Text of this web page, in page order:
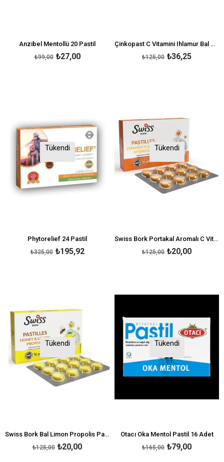
Anzibel Mentollü 20 Pastil
₺27,00
₺99,00
Çinkopast C Vitamini Ihlamur Bal Pastil 12'li
₺36,25
₺125,00
Tükendi
Phytorelief 24 Pastil
₺195,92
₺325,00
Tükendi
Swiss Bork Portakal Aromalı C Vitamini Pastil 16'lı
₺20,00
₺125,00
Tükendi
Swiss Bork Bal Limon Propolis Pastil 16'lı
₺20,00
₺125,00
Tükendi
Otacı Oka Mentol Pastil 16 Adet
₺79,00
₺165,00